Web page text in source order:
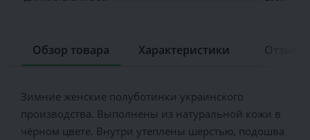
Обзор товара Характеристики
Зимние женские полуботинки украинского
производства. Выполнены из натуральной кожи в
чёрном цвете. Внутри утеплены шерстью, подошва